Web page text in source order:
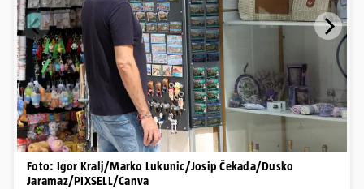
Foto: Igor Kralj/Marko Lukunic/Josip Čekada/Dusko
Jaramaz/PIXSELL/Canva